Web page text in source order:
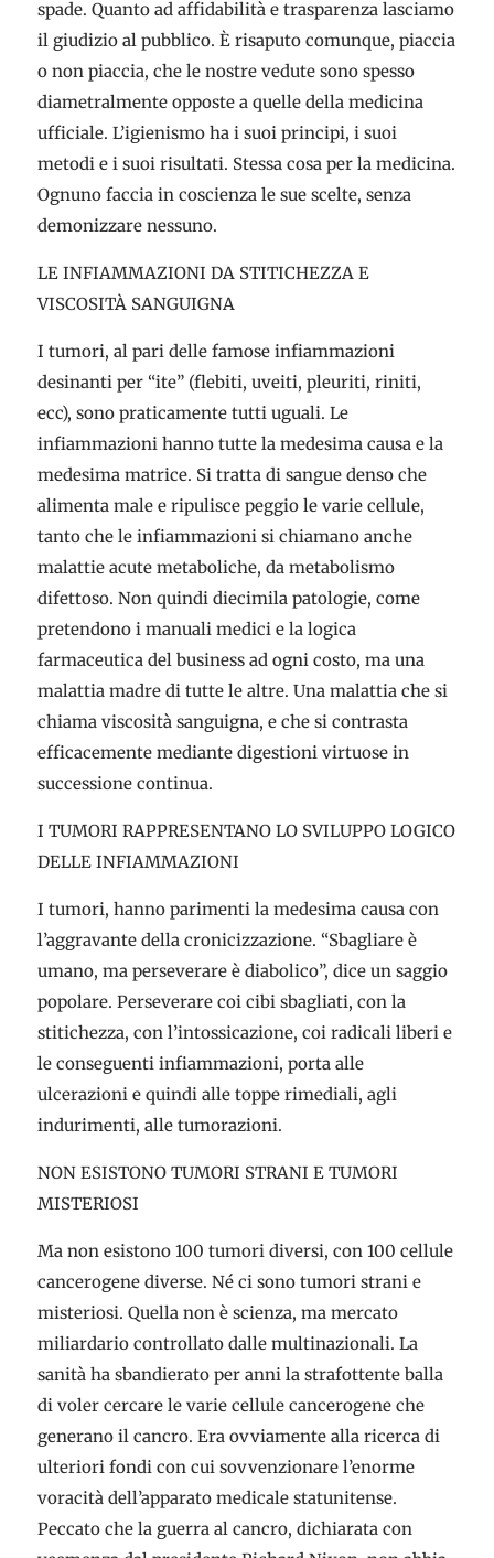
spade. Quanto ad affidabilità e trasparenza lasciamo
il giudizio al pubblico. È risaputo comunque, piaccia
o non piaccia, che le nostre vedute sono spesso
diametralmente opposte a quelle della medicina
ufficiale. L’igienismo ha i suoi principi, i suoi
metodi e i suoi risultati. Stessa cosa per la medicina.
Ognuno faccia in coscienza le sue scelte, senza
demonizzare nessuno.
LE INFIAMMAZIONI DA STITICHEZZA E
VISCOSITÀ SANGUIGNA
I tumori, al pari delle famose infiammazioni
desinanti per “ite” (flebiti, uveiti, pleuriti, riniti,
ecc), sono praticamente tutti uguali. Le
infiammazioni hanno tutte la medesima causa e la
medesima matrice. Si tratta di sangue denso che
alimenta male e ripulisce peggio le varie cellule,
tanto che le infiammazioni si chiamano anche
malattie acute metaboliche, da metabolismo
difettoso. Non quindi diecimila patologie, come
pretendono i manuali medici e la logica
farmaceutica del business ad ogni costo, ma una
malattia madre di tutte le altre. Una malattia che si
chiama viscosità sanguigna, e che si contrasta
efficacemente mediante digestioni virtuose in
successione continua.
I TUMORI RAPPRESENTANO LO SVILUPPO LOGICO
DELLE INFIAMMAZIONI
I tumori, hanno parimenti la medesima causa con
l’aggravante della cronicizzazione. “Sbagliare è
umano, ma perseverare è diabolico”, dice un saggio
popolare. Perseverare coi cibi sbagliati, con la
stitichezza, con l’intossicazione, coi radicali liberi e
le conseguenti infiammazioni, porta alle
ulcerazioni e quindi alle toppe rimediali, agli
indurimenti, alle tumorazioni.
NON ESISTONO TUMORI STRANI E TUMORI
MISTERIOSI
Ma non esistono 100 tumori diversi, con 100 cellule
cancerogene diverse. Né ci sono tumori strani e
misteriosi. Quella non è scienza, ma mercato
miliardario controllato dalle multinazionali. La
sanità ha sbandierato per anni la strafottente balla
di voler cercare le varie cellule cancerogene che
generano il cancro. Era ovviamente alla ricerca di
ulteriori fondi con cui sovvenzionare l’enorme
voracità dell’apparato medicale statunitense.
Peccato che la guerra al cancro, dichiarata con